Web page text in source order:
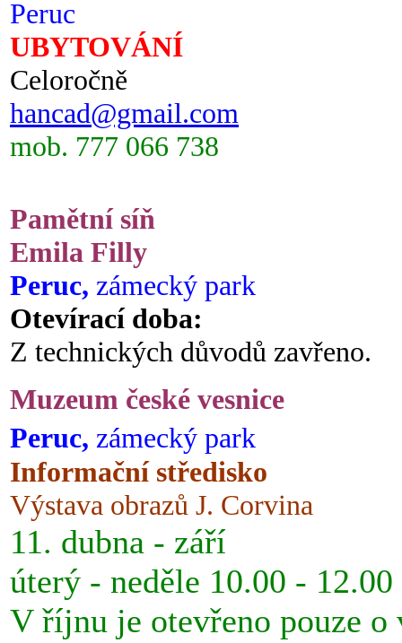
Peruc
UBYTOVÁNÍ
Celoročně
hancad@gmail.com
mob. 777 066 738
Pamětní síň
Emila Filly
Peruc, zámecký park
Otevírací doba:
Z technických důvodů zavřeno.
Muzeum české vesnice
Peruc, zámecký park
Informační středisko
Výstava obrazů J. Corvina
11. dubna - září
úterý - neděle 10.00 -
V říjnu je otevřeno pouze o